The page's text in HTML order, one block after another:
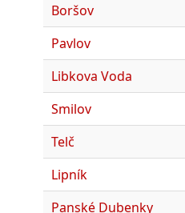
Boršov
Pavlov
Libkova Voda
Smilov
Telč
Lipník
Panské Dubenky